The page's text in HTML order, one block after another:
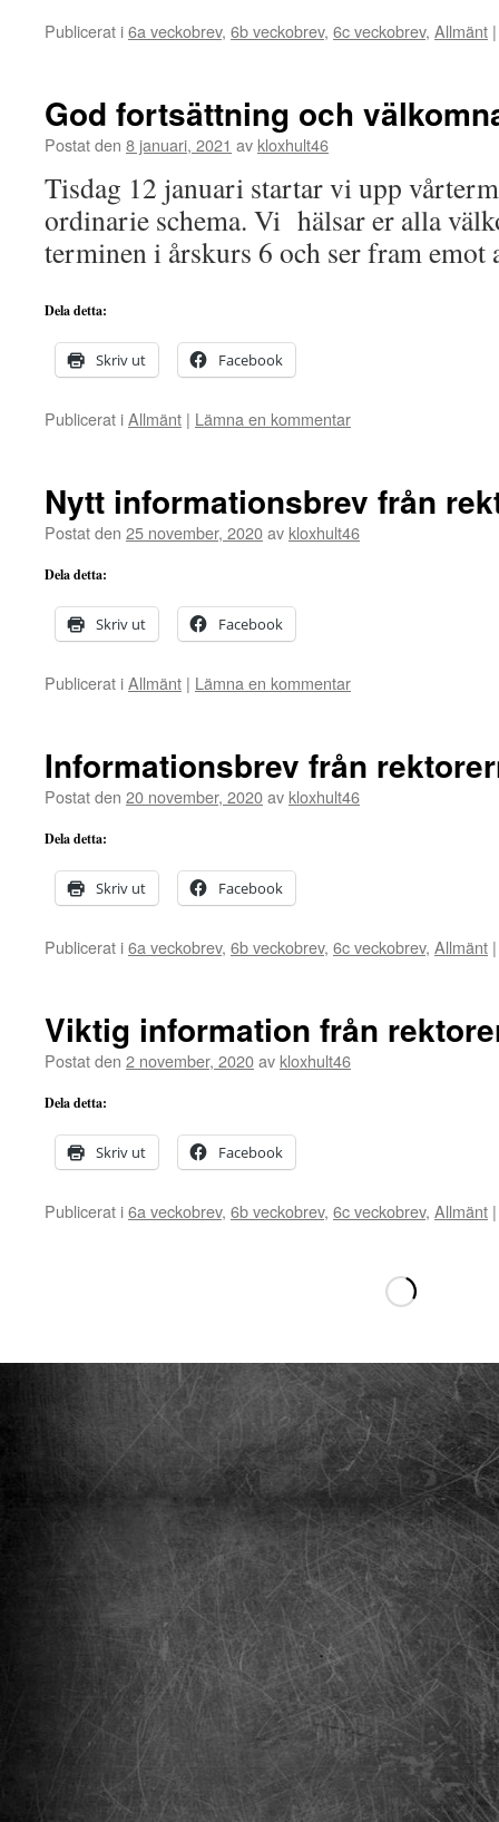
Publicerat i6a veckobrev, 6b veckobrev, 6c veckobrev, Allmänt |
God fortsättning och
Postat den 8 januari, 2021 av kloxhult46
Tisdag 12 januari startar vi upp
ordinarie schema. Vi hälsar er alla
terminen i årskurs 6 och ser fram emot
Dela detta:
Skriv ut Facebook
Publicerat iAllmänt | Lämna en kommentar
Nytt informationsbrev från
Postat den 25 november, 2020av kloxhult46
Dela detta:
Skriv ut Facebook
Publicerat iAllmänt | Lämna en kommentar
Informationsbrev från
Postat den 20 november, 2020av kloxhult46
Dela detta:
Skriv ut Facebook
Publicerat i6a veckobrev, 6b veckobrev, 6c veckobrev, Allmänt |
Viktig information från
Postat den 2 november, 2020av kloxhult46
Dela detta:
Skriv ut Facebook
Publicerat i6a veckobrev, 6b veckobrev, 6c veckobrev, Allmänt |